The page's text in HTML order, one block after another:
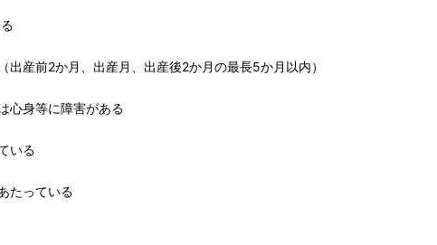
産前2か月、出産月、出産後2か月の最長5か月以内）
心身等に障害がある
いる
たっている